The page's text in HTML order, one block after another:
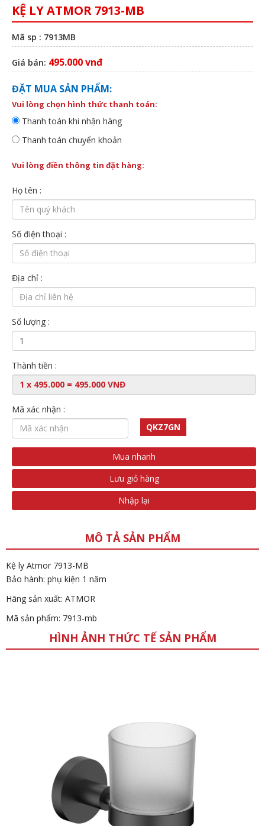
KỆ LY ATMOR 7913-MB
Mã sp : 7913MB
Giá bán: 495.000 vnđ
ĐẶT MUA SẢN PHẨM:
Vui lòng chọn hình thức thanh toán:
Thanh toán khi nhận hàng
Thanh toán chuyển khoản
Vui lòng điền thông tin đặt hàng:
Họ tên :
Số điện thoại :
Địa chỉ :
Số lượng :
Thành tiền :
Mã xác nhận :
QKZ7GN
Mua nhanh
Lưu giỏ hàng
Nhập lại
MÔ TẢ SẢN PHẨM
Kệ ly Atmor 7913-MB
Bảo hành: phụ kiện 1 năm
Hãng sản xuất: ATMOR
Mã sản phẩm: 7913-mb
HÌNH ẢNH THỨC TẾ SẢN PHẨM